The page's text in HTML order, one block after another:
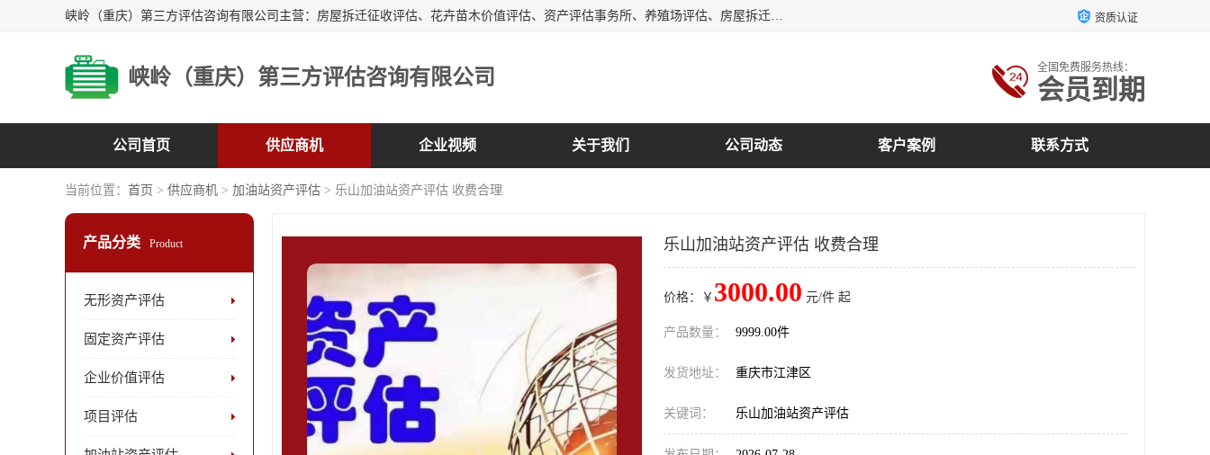
峡岭（重庆）第三方评估咨询有限公司主营：房屋拆迁征收评估、花卉苗木价值评估、资产评估事务所、养殖场评估、房屋拆迁服务公司等，形成了综合一体化的资产评估、财务审计和资产优化处置服务，是在全国同行业中资质全、业务服务范围广、具有影响力的综合服务机构。 资质认证
峡岭（重庆）第三方评估咨询有限公司 全国免费服务热线：
会员到期
公司首页 供应商机 企业视频 关于我们 公司动态 客户案例 联系方式
当前位置： 首页 > 供应商机 > 加油站资产评估 > 乐山加油站资产评估 收费合理
产品分类 Product
无形资产评估
固定资产评估
企业价值评估
项目评估
乐山加油站资产评估 收费合理
价格：￥ 3000.00 元/件 起
产品数量： 9999.00件
发货地址： 重庆市江津区
关键词： 乐山加油站资产评估